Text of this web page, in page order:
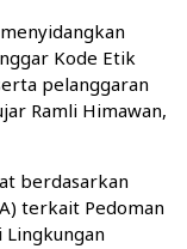
Kode Etik
pelanggaran
Ramli Himawan,
berdasarkan
terkait Pedoman
Lingkungan